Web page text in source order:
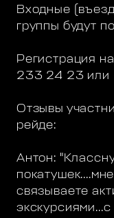
Входные
группы будут
Регистрация
233 24 23 или
Отзывы
рейде:
Антон:
связываете